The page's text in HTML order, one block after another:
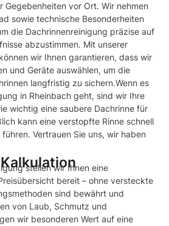
Gegebenheiten vor Ort. Wir nehmen
sowie technische Besonderheiten
die Dachrinnenreinigung präzise auf
abzustimmen. Mit unserer
wir Ihnen garantieren, dass wir
und Geräte auswählen, um die
langfristig zu sichern.Wenn es
in Rheinbach geht, sind wir Ihre
wichtig eine saubere Dachrinne für
kann eine verstopfte Rinne schnell
Vertrauen Sie uns, wir haben
stellen wir Ihnen eine
bereit – ohne versteckte
sind bewährt und
von Laub, Schmutz und
wir besonderen Wert auf eine